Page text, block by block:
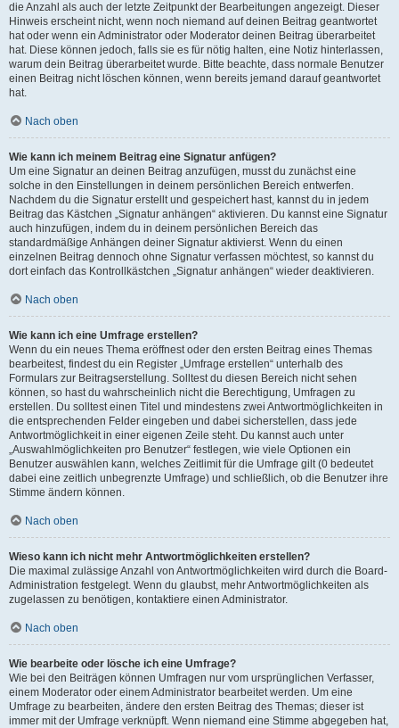
die Anzahl als auch der letzte Zeitpunkt der Bearbeitungen angezeigt. Dieser
Hinweis erscheint nicht, wenn noch niemand auf deinen Beitrag geantwortet
hat oder wenn ein Administrator oder Moderator deinen Beitrag überarbeitet
hat. Diese können jedoch, falls sie es für nötig halten, eine Notiz hinterlassen,
warum dein Beitrag überarbeitet wurde. Bitte beachte, dass normale Benutzer
einen Beitrag nicht löschen können, wenn bereits jemand darauf geantwortet
hat.
Nach oben
Wie kann ich meinem Beitrag eine Signatur anfügen?
Um eine Signatur an deinen Beitrag anzufügen, musst du zunächst eine
solche in den Einstellungen in deinem persönlichen Bereich entwerfen.
Nachdem du die Signatur erstellt und gespeichert hast, kannst du in jedem
Beitrag das Kästchen „Signatur anhängen“ aktivieren. Du kannst eine Signatur
auch hinzufügen, indem du in deinem persönlichen Bereich das
standardmäßige Anhängen deiner Signatur aktivierst. Wenn du einen
einzelnen Beitrag dennoch ohne Signatur verfassen möchtest, so kannst du
dort einfach das Kontrollkästchen „Signatur anhängen“ wieder deaktivieren.
Nach oben
Wie kann ich eine Umfrage erstellen?
Wenn du ein neues Thema eröffnest oder den ersten Beitrag eines Themas
bearbeitest, findest du ein Register „Umfrage erstellen“ unterhalb des
Formulars zur Beitragserstellung. Solltest du diesen Bereich nicht sehen
können, so hast du wahrscheinlich nicht die Berechtigung, Umfragen zu
erstellen. Du solltest einen Titel und mindestens zwei Antwortmöglichkeiten in
die entsprechenden Felder eingeben und dabei sicherstellen, dass jede
Antwortmöglichkeit in einer eigenen Zeile steht. Du kannst auch unter
„Auswahlmöglichkeiten pro Benutzer“ festlegen, wie viele Optionen ein
Benutzer auswählen kann, welches Zeitlimit für die Umfrage gilt (0 bedeutet
dabei eine zeitlich unbegrenzte Umfrage) und schließlich, ob die Benutzer ihre
Stimme ändern können.
Nach oben
Wieso kann ich nicht mehr Antwortmöglichkeiten erstellen?
Die maximal zulässige Anzahl von Antwortmöglichkeiten wird durch die Board-
Administration festgelegt. Wenn du glaubst, mehr Antwortmöglichkeiten als
zugelassen zu benötigen, kontaktiere einen Administrator.
Nach oben
Wie bearbeite oder lösche ich eine Umfrage?
Wie bei den Beiträgen können Umfragen nur vom ursprünglichen Verfasser,
einem Moderator oder einem Administrator bearbeitet werden. Um eine
Umfrage zu bearbeiten, ändere den ersten Beitrag des Themas; dieser ist
immer mit der Umfrage verknüpft. Wenn niemand eine Stimme abgegeben hat,